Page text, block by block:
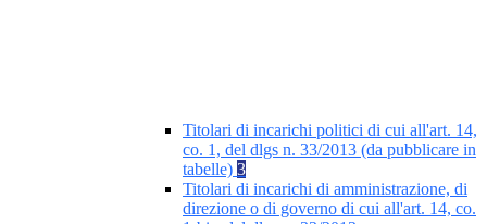
Titolari di incarichi politici di cui all'art. 14,
co. 1, del dlgs n. 33/2013 (da pubblicare in
tabelle) 3
Titolari di incarichi di amministrazione, di
direzione o di governo di cui all'art. 14, co.